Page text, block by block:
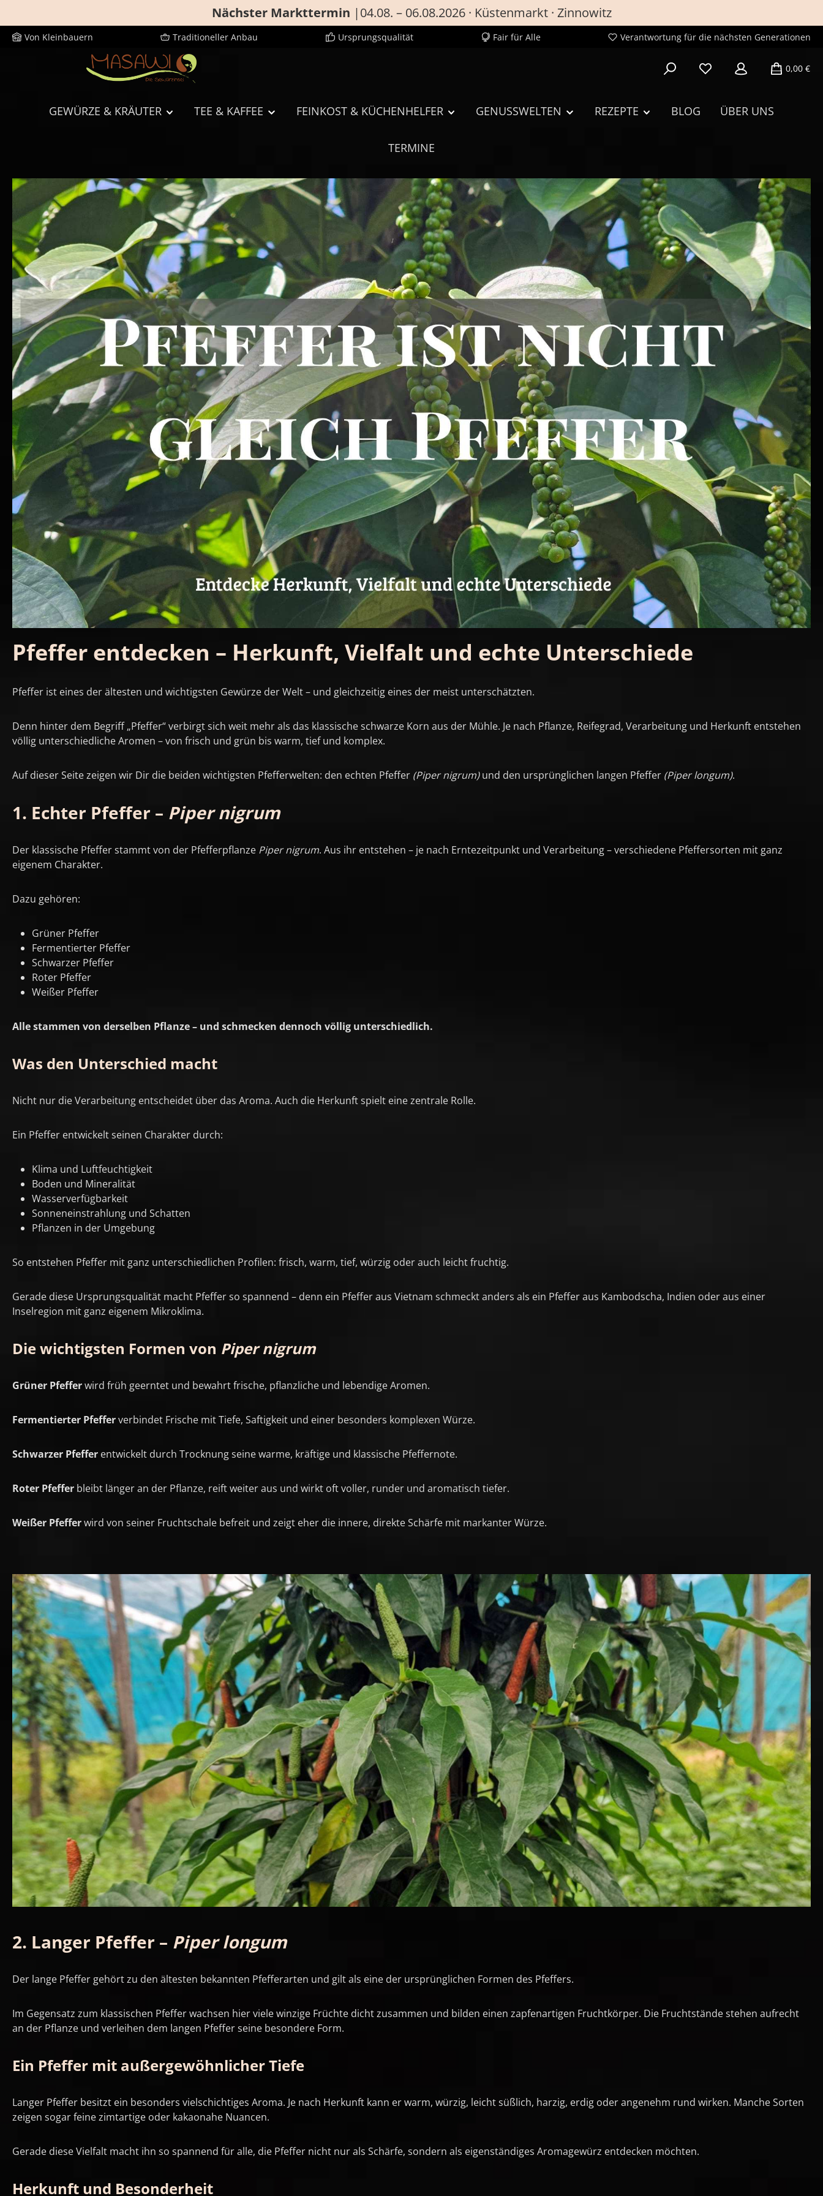
Nächster Markttermin |04.08. – 06.08.2026 · Küstenmarkt · Zinnowitz
Von Kleinbauern Traditioneller Anbau Ursprungsqualität Fair für Alle Verantwortung für die nächsten Generationen
Du hast 0 Produkte auf
0,00 €
GEWÜRZE & KRÄUTER TEE & KAFFEE FEINKOST & KÜCHENHELFER GENUSSWELTEN REZEPTE BLOG ÜBER UNS
TERMINE
Pfeffer entdecken – Herkunft, Vielfalt und echte Unterschiede
Pfeffer ist eines der ältesten und wichtigsten Gewürze der Welt – und gleichzeitig eines der meist unterschätzten.
Denn hinter dem Begriff „Pfeffer“ verbirgt sich weit mehr als das klassische schwarze Korn aus der Mühle. Je nach Pflanze, Reifegrad, Verarbeitung und Herkunft entstehen
völlig unterschiedliche Aromen – von frisch und grün bis warm, tief und komplex.
Auf dieser Seite zeigen wir Dir die beiden wichtigsten Pfefferwelten: den echten Pfeffer (Piper nigrum)und den ursprünglichen langen Pfeffer (Piper longum).
1. Echter Pfeffer – Piper nigrum
Der klassische Pfeffer stammt von der Pfefferpflanze Piper nigrum. Aus ihr entstehen – je nach Erntezeitpunkt und Verarbeitung – verschiedene Pfeffersorten mit ganz
eigenem Charakter.
Dazu gehören:
Grüner Pfeffer
Fermentierter Pfeffer
Schwarzer Pfeffer
Roter Pfeffer
Weißer Pfeffer
Alle stammen von derselben Pflanze – und schmecken dennoch völlig unterschiedlich.
Was den Unterschied macht
Nicht nur die Verarbeitung entscheidet über das Aroma. Auch die Herkunft spielt eine zentrale Rolle.
Ein Pfeffer entwickelt seinen Charakter durch:
Klima und Luftfeuchtigkeit
Boden und Mineralität
Wasserverfügbarkeit
Sonneneinstrahlung und Schatten
Pflanzen in der Umgebung
So entstehen Pfeffer mit ganz unterschiedlichen Profilen: frisch, warm, tief, würzig oder auch leicht fruchtig.
Gerade diese Ursprungsqualität macht Pfeffer so spannend – denn ein Pfeffer aus Vietnam schmeckt anders als ein Pfeffer aus Kambodscha, Indien oder aus einer
Inselregion mit ganz eigenem Mikroklima.
Die wichtigsten Formen von Piper nigrum
Grüner Pfefferwird früh geerntet und bewahrt frische, pflanzliche und lebendige Aromen.
Fermentierter Pfefferverbindet Frische mit Tiefe, Saftigkeit und einer besonders komplexen Würze.
Schwarzer Pfeffer entwickelt durch Trocknung seine warme, kräftige und klassische Pfeffernote.
Roter Pfeffer bleibt länger an der Pflanze, reift weiter aus und wirkt oft voller, runder und aromatisch tiefer.
Weißer Pfefferwird von seiner Fruchtschale befreit und zeigt eher die innere, direkte Schärfe mit markanter Würze.
2. Langer Pfeffer – Piper longum
Der lange Pfeffer gehört zu den ältesten bekannten Pfefferarten und gilt als eine der ursprünglichen Formen des Pfeffers.
Im Gegensatz zum klassischen Pfeffer wachsen hier viele winzige Früchte dicht zusammen und bilden einen zapfenartigen Fruchtkörper. Die Fruchtstände stehen aufrecht
an der Pflanze und verleihen dem langen Pfeffer seine besondere Form.
Ein Pfeffer mit außergewöhnlicher Tiefe
Langer Pfeffer besitzt ein besonders vielschichtiges Aroma. Je nach Herkunft kann er warm, würzig, leicht süßlich, harzig, erdig oder angenehm rund wirken. Manche Sorten
zeigen sogar feine zimtartige oder kakaonahe Nuancen.
Gerade diese Vielfalt macht ihn so spannend für alle, die Pfeffer nicht nur als Schärfe, sondern als eigenständiges Aromagewürz entdecken möchten.
Herkunft und Besonderheit